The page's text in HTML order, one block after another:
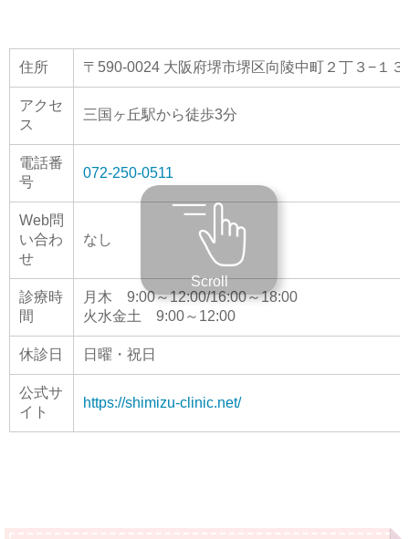
住所 〒590-0024 大阪府堺市堺区向陵中町２丁３−１３
アクセ
ス
三国ヶ丘駅から徒歩3分
電話番
号
072-250-0511
Web問
い合わ
せ
なし
診療時
間
月木 9:00～12:00/16:00～18:00
火水金土 9:00～12:00
休診日 日曜・祝日
公式サ
イト
https://shimizu-clinic.net/
Scroll